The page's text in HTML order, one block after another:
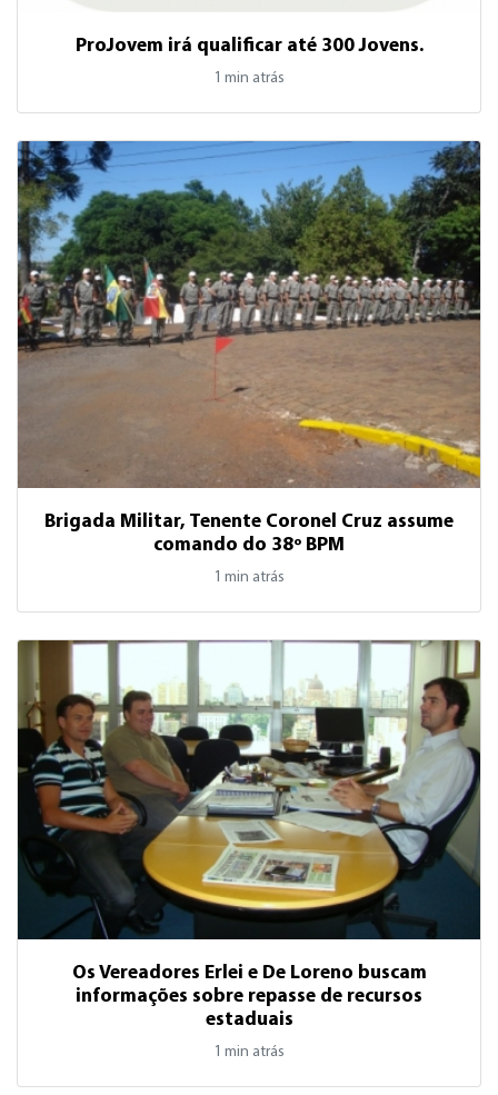
ProJovem irá qualificar até 300 Jovens.
1 min atrás
Brigada Militar, Tenente Coronel Cruz assume
comando do 38º BPM
1 min atrás
Os Vereadores Erlei e De Loreno buscam
informações sobre repasse de recursos
estaduais
1 min atrás